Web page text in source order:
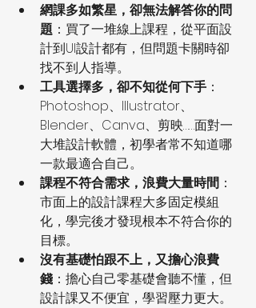
網課多如繁星，卻無法解答你的問
題 ：買了一堆線上課程，從平面設
計到UI設計都有，但問題卡關時卻
找不到人指導。
工具選擇多，卻不知從何下手 ：
Photoshop、Illustrator、
Blender、Canva、剪映……面對一
大堆設計軟體，初學者常不知道哪
一款最適合自己。
課程不符合需求，浪費大量時間 ：
市面上的設計課程大多固定模組
化，學完後才發現根本不符合你的
目標。
沒有基礎怕跟不上，又擔心浪費
錢 ：擔心自己零基礎會聽不懂，但
設計課又不便宜，學習壓力更大。